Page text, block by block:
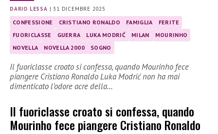
DARIO LESSA |31 DICEMBRE 2025
CONFESSIONE CRISTIANO RONALDO FAMIGLIA
FERITE
FUORICLASSE
GUERRA LUKA MODRIĆ MILAN
MOURINHO
NOVELLA
NOVELLA 2000 SOGNO
Il fuoriclasse croato si confessa, quando Mourinho fece
piangere Cristiano Ronaldo Luka Modrić non ha mai
dimenticato l’odore acre della…
Il fuoriclasse croato si confessa, quando
Mourinho fece piangere Cristiano Ronaldo